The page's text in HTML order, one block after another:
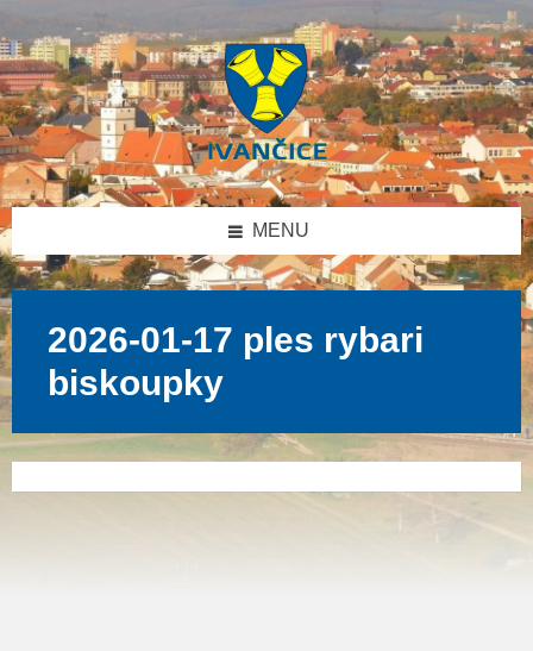
obsah
levý
panel
patičku
MENU
2026-01-17 ples rybari
biskoupky